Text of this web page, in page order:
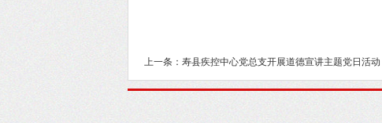
上一条：寿县疾控中心党总支开展道德宣讲主题党日活动